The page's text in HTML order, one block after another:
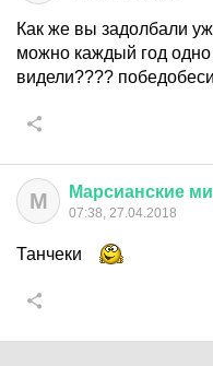
Как же вы задолбали
можно каждый год
видели????
М Марсианские
07:38, 27.04.2018
Танчеки